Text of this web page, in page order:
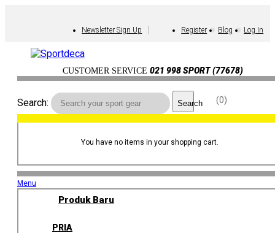
Newsletter Sign Up Register Blog Log In
CUSTOMER SERVICE 021 998 SPORT (77678)
0
Search: Search
You have no items in your shopping cart.
Menu
Produk Baru
PRIA